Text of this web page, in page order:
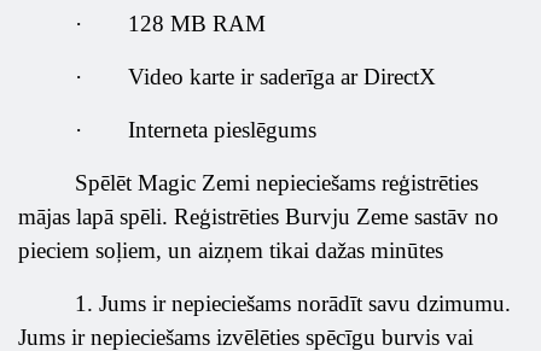
· 128 MB RAM
· Video karte ir saderīga ar DirectX
· Interneta pieslēgums
Spēlēt Magic Zemi nepieciešams reģistrēties
mājas lapā spēli. Reģistrēties Burvju Zeme sastāv no
pieciem soļiem, un aizņem tikai dažas minūtes
1.Jums ir nepieciešams norādīt savu dzimumu.
Jums ir nepieciešams izvēlēties spēcīgu burvis vai